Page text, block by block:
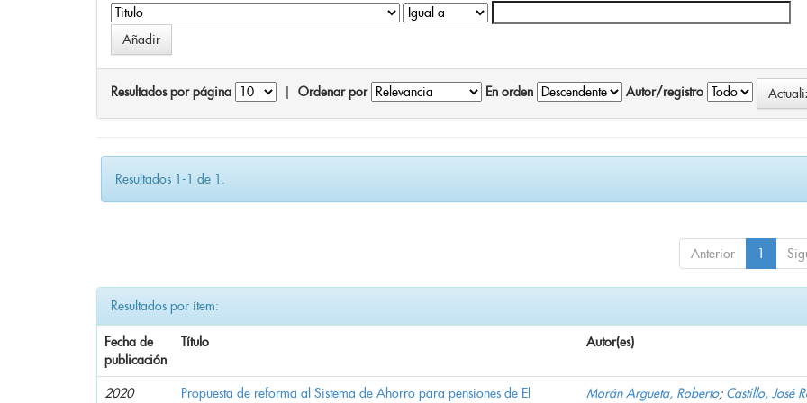
Resultados por página Ordenar por En orden Autor/registro
Resultados 1-1 de 1.
Anterior 1
Resultados por ítem:
Fecha de
publicación
Título Autor(es)
2020 Propuesta de reforma al Sistema de Ahorro para pensiones de El Morán Argueta, Roberto; Castillo, José